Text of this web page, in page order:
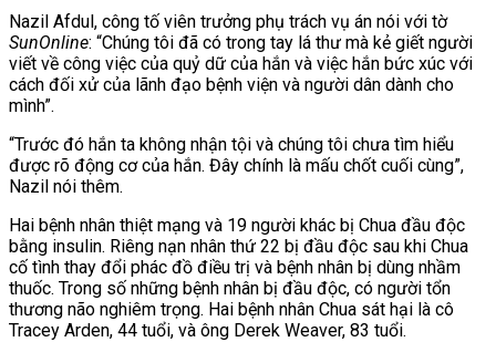
Nazil Afdul, công tố viên trưởng phụ trách vụ án nói với tờ
SunOnline: “Chúng tôi đã có trong tay lá thư mà kẻ giết người
viết về công việc của quỷ dữ của hắn và việc hắn bức xúc với
cách đối xử của lãnh đạo bệnh viện và người dân dành cho
mình”.
“Trước đó hắn ta không nhận tội và chúng tôi chưa tìm hiểu
được rõ động cơ của hắn. Đây chính là mấu chốt cuối cùng”,
Nazil nói thêm.
Hai bệnh nhân thiệt mạng và 19 người khác bị Chua đầu độc
bằng insulin. Riêng nạn nhân thứ 22 bị đầu độc sau khi Chua
cố tình thay đổi phác đồ điều trị và bệnh nhân bị dùng nhầm
thuốc. Trong số những bệnh nhân bị đầu độc, có người tổn
thương não nghiêm trọng. Hai bệnh nhân Chua sát hại là cô
Tracey Arden, 44 tuổi, và ông Derek Weaver, 83 tuổi.